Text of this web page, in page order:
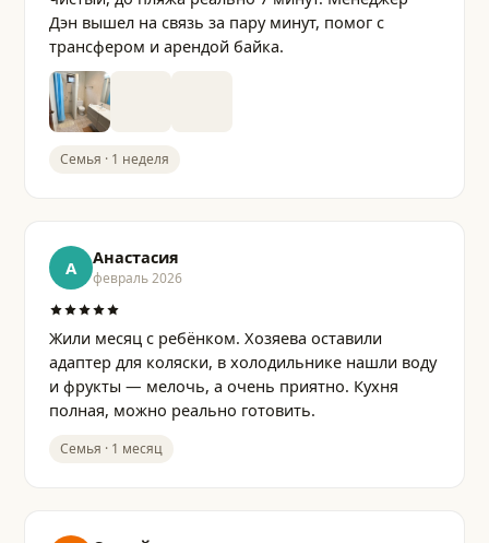
Дэн вышел на связь за пару минут, помог с
трансфером и арендой байка.
Семья · 1 неделя
А Анастасия
февраль 2026
Жили месяц с ребёнком. Хозяева оставили
адаптер для коляски, в холодильнике нашли воду
и фрукты — мелочь, а очень приятно. Кухня
полная, можно реально готовить.
Семья · 1 месяц